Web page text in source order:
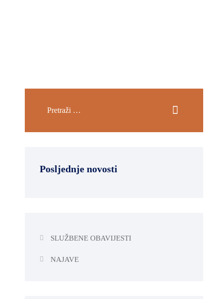
Posljednje novosti
SLUŽBENE OBAVIJESTI
NAJAVE